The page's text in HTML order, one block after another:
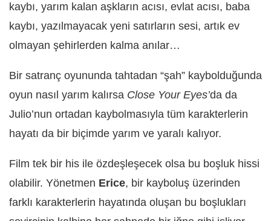
kaybı, yarım kalan aşkların acısı, evlat acısı, baba
kaybı, yazılmayacak yeni satırların sesi, artık ev
olmayan şehirlerden kalma anılar…
Bir satranç oyununda tahtadan “şah” kaybolduğunda
oyun nasıl yarım kalırsa Close Your Eyes’da da
Julio’nun ortadan kaybolmasıyla tüm karakterlerin
hayatı da bir biçimde yarım ve yaralı kalıyor.
Film tek bir his ile özdeşleşecek olsa bu boşluk hissi
olabilir. Yönetmen Erice, bir kayboluş üzerinden
farklı karakterlerin hayatında oluşan bu boşlukları